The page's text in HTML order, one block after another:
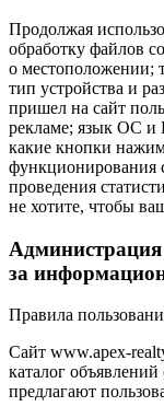
Продолжая
обработку файлов
о местоположении;
тип устройства и
пришел на сайт
рекламе; язык ОС и
какие кнопки
функционирования
проведения
не хотите, чтобы
Администрация
за
Правила
Сайт www.apex-
каталог
предлагают